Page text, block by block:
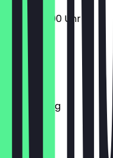
10:00 - 23:00 Uhr
Dienstag
Mittwoch
Donnerstag
Freitag
Samstag
Sonntag